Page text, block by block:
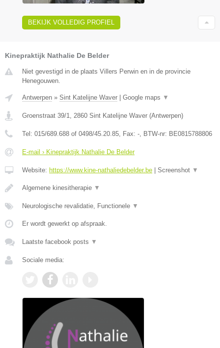
BEKIJK VOLLEDIG PROFIEL
Kinepraktijk Nathalie De Belder
Niet gevestigd in de plaats Villers Perwin en in de provincie
Henegouwen.
Antwerpen » Sint Katelijne Waver | Google maps ▼
Groenstraat 39/1 2860 Sint Katelijne Waver (Antwerpen)
Tel: 015/689.688 of 0498/45.20.85 , Fax: - , BTW-nr: BE0815788806
E-mail › Kinepraktijk Nathalie De Belder
Website: https://www.kine-nathaliedebelder.be | Screenshot ▼
Algemene kinesitherapie ▼
Neurologische revalidatie, Functionele ▼
Er wordt gewerkt op afspraak.
Laatste facebook posts ▼
Sociale media: